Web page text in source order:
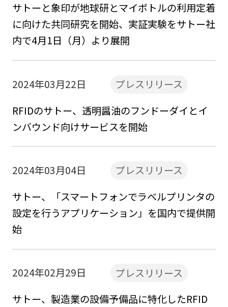
サトーと象印が地球研とマイボトルの利用定着
に向けた共同研究を開始、実証実験をサトー社
内で4月1日（月）より展開
2024年03月22日
プレスリリース
RFIDのサトー、透明醤油のフンドーダイとイ
ンバウンド向けサービスを開始
2024年03月04日
プレスリリース
サトー、「スマートフォンでラベルプリンタの
設定を行うアプリケーション」を国内で提供開
始
2024年02月29日
プレスリリース
サトー、製造業の設備予備品に特化したRFID